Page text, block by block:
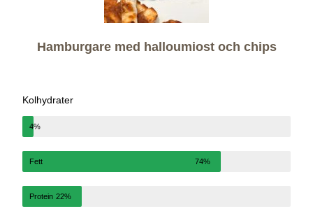
Hamburgare med halloumiost och chips
Kolhydrater
4%
Fett 74%
Protein 22%